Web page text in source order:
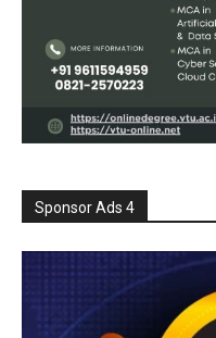
Sponsor Ads 4